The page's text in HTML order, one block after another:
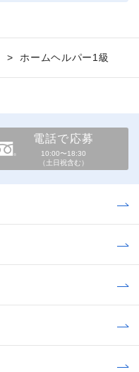
ホームヘルパー1級
電話で応募
10:00〜18:30
（土日祝含む）